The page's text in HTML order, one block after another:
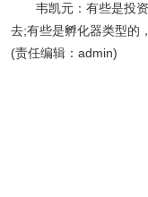
韦凯元：有些是投资
去;有些是孵化器类型的
(责任编辑：admin)